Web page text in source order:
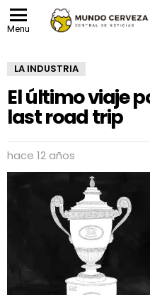
Menu
LA INDUSTRIA
El último viaje
last road trip
hace 12 años